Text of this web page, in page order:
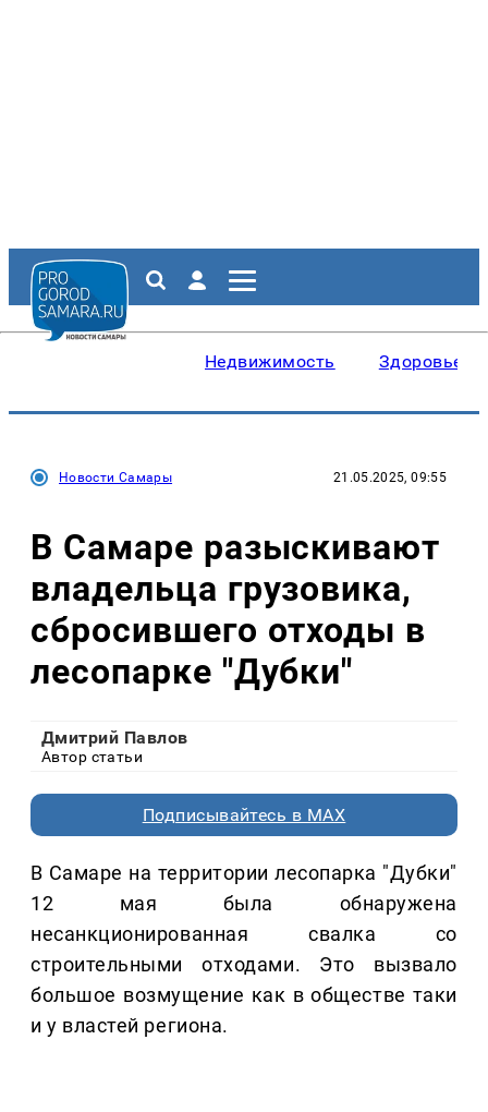
Недвижимость Здоровье
Новости Самары 21.05.2025, 09:55
В Самаре разыскивают
владельца грузовика,
сбросившего отходы в
лесопарке "Дубки"
Дмитрий Павлов
Автор статьи
Подписывайтесь в MAX
В Самаре на территории лесопарка "Дубки"
12 мая была обнаружена
несанкционированная свалка со
строительными отходами. Это вызвало
большое возмущение как в обществе таки
и у властей региона.